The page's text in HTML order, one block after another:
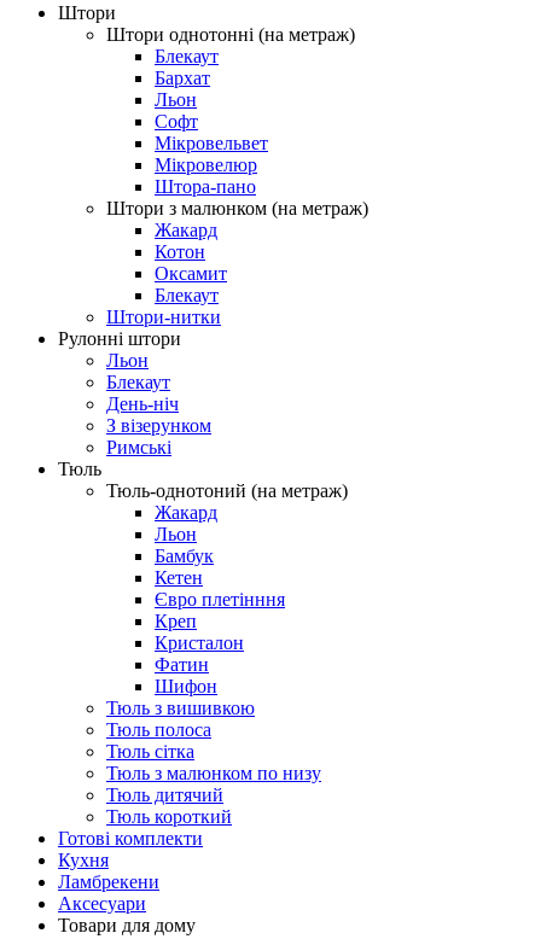
Штори
Штори однотонні (на метраж)
Блекаут
Бархат
Льон
Софт
Мікровельвет
Мікровелюр
Штора-пано
Штори з малюнком (на метраж)
Жакард
Котон
Оксамит
Блекаут
Штори-нитки
Рулонні штори
Льон
Блекаут
День-ніч
З візерунком
Римські
Тюль
Тюль-однотоний (на метраж)
Жакард
Льон
Бамбук
Кетен
Євро плетінння
Креп
Кристалон
Фатин
Шифон
Тюль з вишивкою
Тюль полоса
Тюль сітка
Тюль з малюнком по низу
Тюль дитячий
Тюль короткий
Готові комплекти
Кухня
Ламбрекени
Аксесуари
Товари для дому